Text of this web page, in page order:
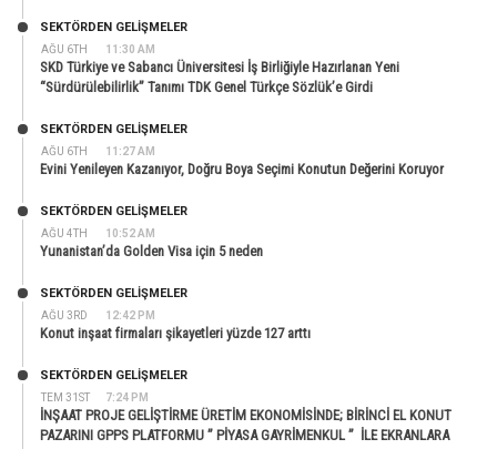
AĞU 6TH 11:30 AM
SEKTÖRDEN GELIŞMELER
SKD Türkiye ve Sabancı Üniversitesi İş Birliğiyle Hazırlanan Yeni
“Sürdürülebilirlik” Tanımı TDK Genel Türkçe Sözlük’e Girdi
AĞU 6TH 11:27 AM
SEKTÖRDEN GELIŞMELER
Evini Yenileyen Kazanıyor, Doğru Boya Seçimi Konutun Değerini Koruyor
AĞU 4TH 10:52 AM
SEKTÖRDEN GELIŞMELER
Yunanistan’da Golden Visa için 5 neden
AĞU 3RD 12:42 PM
SEKTÖRDEN GELIŞMELER
Konut inşaat firmaları şikayetleri yüzde 127 arttı
TEM 31ST 7:24 PM
SEKTÖRDEN GELIŞMELER
İNŞAAT PROJE GELİŞTİRME ÜRETİM EKONOMİSİNDE; BİRİNCİ EL KONUT
PAZARINI GPPS PLATFORMU ” PİYASA GAYRİMENKUL ” İLE EKRANLARA